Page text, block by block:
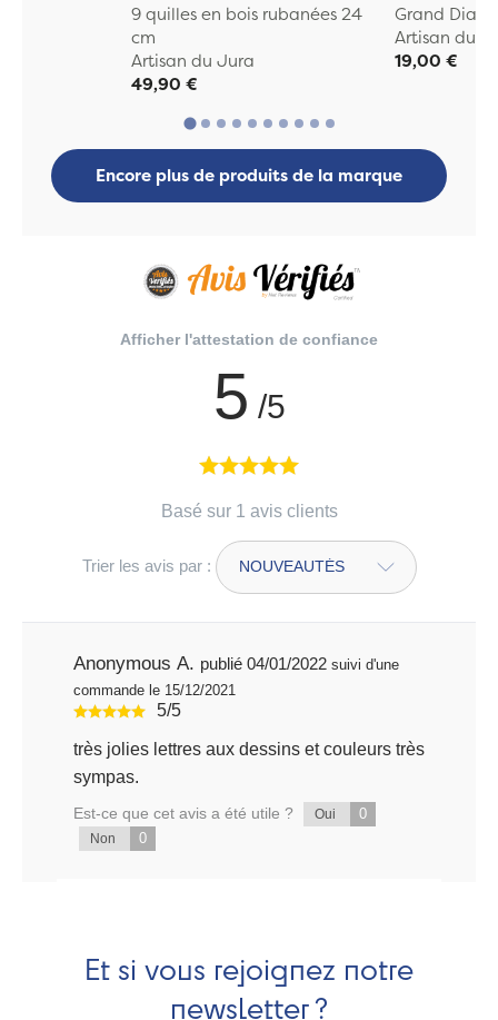
9 quilles en bois rubanées 24
cm
Artisan du Jura
49,90 €
Grand
Artisan du
19,00 €
Encore plus de produits de la marque
Afficher l'attestation de confiance
5 /5
Basé sur 1 avis clients
Trier les avis par :
Anonymous A. publié 04/01/2022 suivi d'une
commande le 15/12/2021
5/5
très jolies lettres aux dessins et couleurs très
sympas.
Est-ce que cet avis a été utile ? Oui 0
Non 0
Et si vous rejoignez notre
newsletter ?